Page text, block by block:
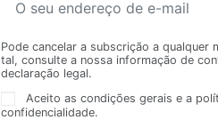
Pode cancelar a subscrição a qualquer
tal, consulte a nossa informação de
declaração legal.
Aceito as condições gerais e a
confidencialidade.